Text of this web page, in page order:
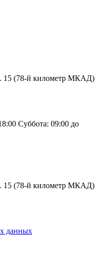
15 (78-й километр МКАД)
Суббота: 09:00 до
15 (78-й километр МКАД)
данных